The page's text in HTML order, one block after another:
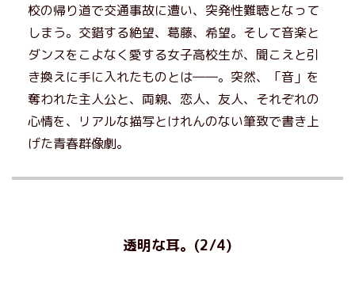
校の帰り道で交通事故に遭い、突発性難聴となって
しまう。交錯する絶望、葛藤、希望。そして音楽と
ダンスをこよなく愛する女子高校生が、聞こえと引
き換えに手に入れたものとは――。突然、「音」を
奪われた主人公と、両親、恋人、友人、それぞれの
心情を、リアルな描写とけれんのない筆致で書き上
げた青春群像劇。
透明な耳。(2/4)